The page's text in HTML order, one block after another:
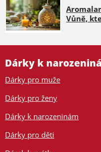
Vůně,
Dárky k
Dárky pro muže
Dárky pro ženy
Dárky k narozeninám
Dárky pro děti